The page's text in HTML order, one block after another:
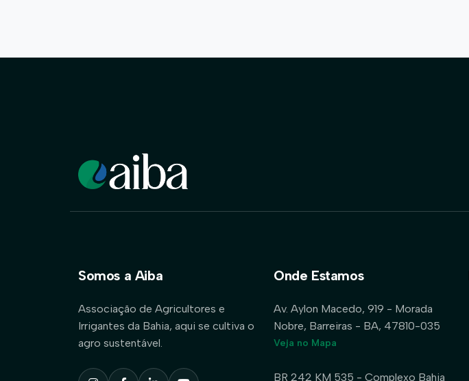
Somos a Aiba
Associação de Agricultores e
Irrigantes da Bahia, aqui se cultiva o
agro sustentável.
Onde Estamos
Av. Aylon Macedo, 919 - Morada
Nobre, Barreiras - BA, 47810-035
Veja no Mapa
BR 242 KM 535 - Complexo Bahia